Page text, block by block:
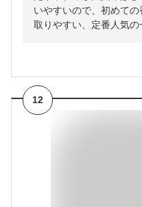
いやすいので、初めて
取りやすい、定番人気の
12